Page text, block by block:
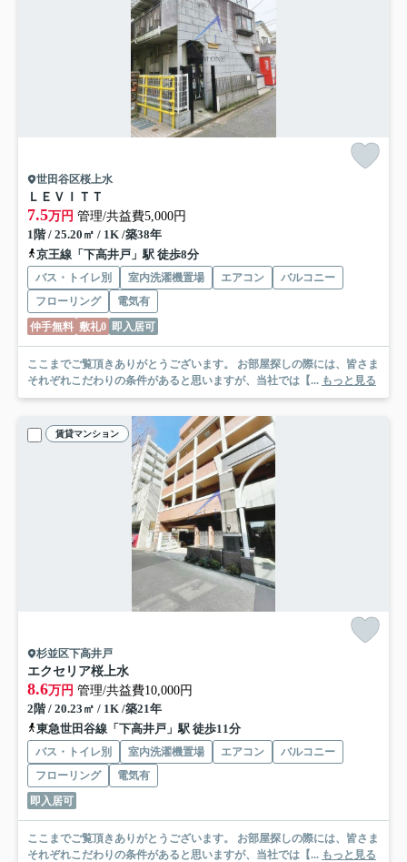
世田谷区桜上水
ＬＥＶＩＴＴ
7.5万円 管理/共益費5,000円
1階 / 25.20㎡ / 1K /築38年
京王線「下高井戸」駅 徒歩8分
バス・トイレ別 室内洗濯機置場 エアコン
バルコニー
フローリング
電気有
仲手無料 敷礼0 即入居可
ここまでご覧頂きありがとうございます。 お部屋探しの際には、皆さま
それぞれこだわりの条件があると思いますが、当社では【... もっと見る
賃貸マンション
杉並区下高井戸
エクセリア桜上水
8.6万円 管理/共益費10,000円
2階 / 20.23㎡ / 1K /築21年
東急世田谷線「下高井戸」駅 徒歩11分
バス・トイレ別 室内洗濯機置場 エアコン
バルコニー
フローリング
電気有
即入居可
ここまでご覧頂きありがとうございます。 お部屋探しの際には、皆さま
それぞれこだわりの条件があると思いますが、当社では【... もっと見る